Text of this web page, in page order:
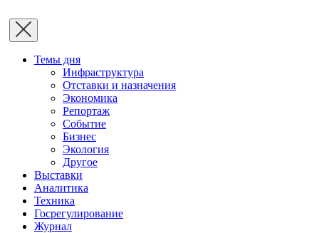
Темы дня
Инфраструктура
Отставки и назначения
Экономика
Репортаж
Событие
Бизнес
Экология
Другое
Выставки
Аналитика
Техника
Госрегулирование
Журнал